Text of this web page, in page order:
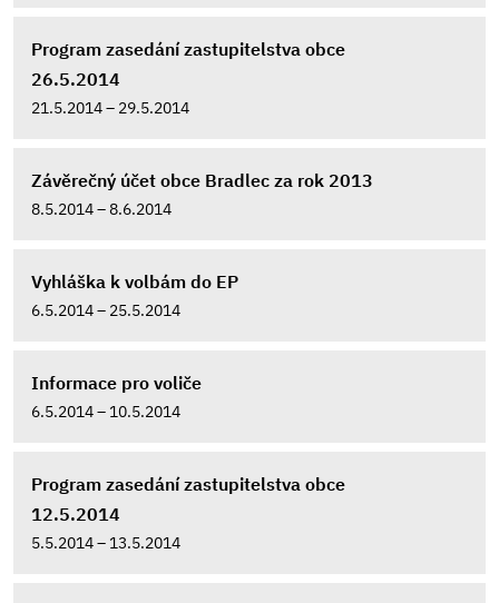
Program zasedání zastupitelstva obce
26.5.2014
21.5.2014 – 29.5.2014
Závěrečný účet obce Bradlec za rok 2013
8.5.2014 – 8.6.2014
Vyhláška k volbám do EP
6.5.2014 – 25.5.2014
Informace pro voliče
6.5.2014 – 10.5.2014
Program zasedání zastupitelstva obce
12.5.2014
5.5.2014 – 13.5.2014